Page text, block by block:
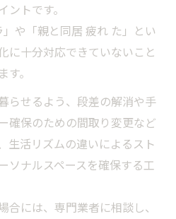
トです。
」や「親と同居 疲れ た」とい
に十分対応できていないこと
。
らせるよう、段差の解消や手
確保のための間取り変更など
生活リズムの違いによるスト
ソナルスペースを確保する工
には、専門業者に相談し、